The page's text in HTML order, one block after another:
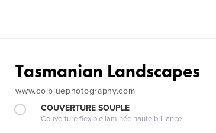
Tasmanian Landscapes
www.colbluephotography.com
COUVERTURE SOUPLE
Couverture flexible laminée haute brillance